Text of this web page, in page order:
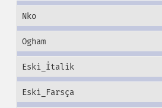
Nko
Ogham
Eski_İtalik
Eski_Farsça